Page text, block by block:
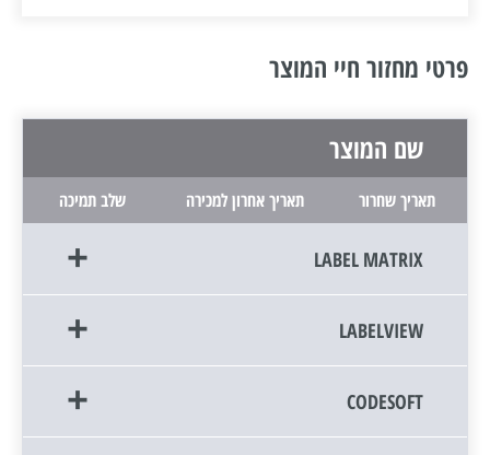
פרטי מחזור חיי המוצר
שם המוצר
תאריך שחרור תאריך אחרון למכירה שלב תמיכה
LABEL MATRIX
LABELVIEW
CODESOFT